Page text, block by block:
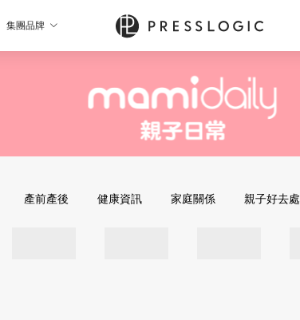
集團品牌
產前產後 健康資訊 家庭關係 親子好去處